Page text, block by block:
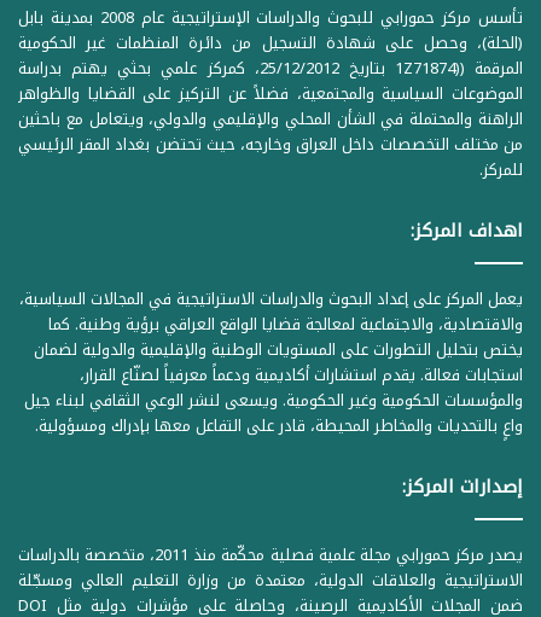
تأسس مركز حمورابي للبحوث والدراسات الإستراتيجية عام 2008 بمدينة بابل
(الحلة)، وحصل على شهادة التسجيل من دائرة المنظمات غير الحكومية
المرقمة ((1Z71874 بتاريخ 25/12/2012، كمركز علمي بحثي يهتم بدراسة
الموضوعات السياسية والمجتمعية، فضلاً عن التركيز على القضايا والظواهر
الراهنة والمحتملة في الشأن المحلي والإقليمي والدولي، ويتعامل مع باحثين
من مختلف التخصصات داخل العراق وخارجه، حيث تحتضن بغداد المقر الرئيسي
للمركز.
اهداف المركز:
يعمل المركز على إعداد البحوث والدراسات الاستراتيجية في المجالات السياسية،
والاقتصادية، والاجتماعية لمعالجة قضايا الواقع العراقي برؤية وطنية. كما
يختص بتحليل التطورات على المستويات الوطنية والإقليمية والدولية لضمان
استجابات فعالة. يقدم استشارات أكاديمية ودعماً معرفياً لصنّاع القرار،
والمؤسسات الحكومية وغير الحكومية. ويسعى لنشر الوعي الثقافي لبناء جيل
واعٍ بالتحديات والمخاطر المحيطة، قادر على التفاعل معها بإدراك ومسؤولية.
إصدارات المركز:
يصدر مركز حمورابي مجلة علمية فصلية محكّمة منذ 2011، متخصصة بالدراسات
الاستراتيجية والعلاقات الدولية، معتمدة من وزارة التعليم العالي ومسجّلة
ضمن المجلات الأكاديمية الرصينة، وحاصلة على مؤشرات دولية مثل DOI